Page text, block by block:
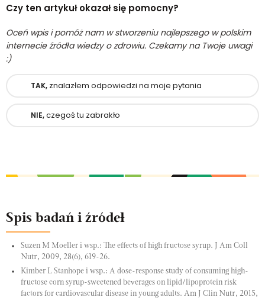
Czy ten artykuł okazał się pomocny?
Oceń wpis i pomóż nam w stworzeniu najlepszego w polskim
internecie źródła wiedzy o zdrowiu. Czekamy na Twoje uwagi
:)
TAK, znalazłem odpowiedzi na moje pytania
NIE,czegoś tu zabrakło
Spis badań i źródeł
Suzen M Moeller i wsp.: The effects of high fructose syrup. J Am Coll
Nutr, 2009, 28(6), 619-26.
Kimber L Stanhope i wsp.: A dose-response study of consuming high-
fructose corn syrup-sweetened beverages on lipid/lipoprotein risk
factors for cardiovascular disease in young adults. Am J Clin Nutr, 2015,